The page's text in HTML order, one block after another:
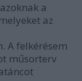
a
az
A felkérésem
műsorterv